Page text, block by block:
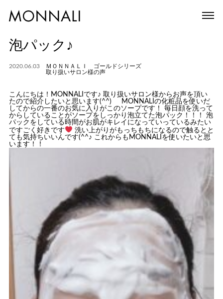
泡パック♪
2020.06.03
ＭＯＮＮＡＬＩ ゴールドシリーズ
取り扱いサロン様の声
こんにちは！MONNALIです♪ 取り扱いサロン様からお声を頂い
たので紹介したいと思います(^^) MONNALIの化粧品を使いだ
してからの一番のお気に入りがこのソープです！ 毎日顔を洗って
からしていることがソープをしっかり泡立てた泡パック！！！ 泡
パックをしている時間がお肌がキレイになっていっているみたい
ですごく好きです
洗い上がりがもっちもちになるので触るとと
ても気持ちいいんです(^^♪ これからもMONNALIを使いたいと思
います！！